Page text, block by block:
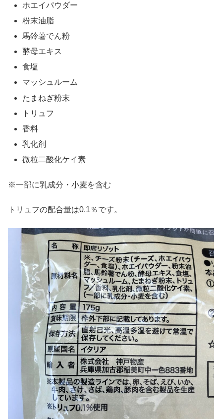
ホエイパウダー
粉末油脂
馬鈴薯でん粉
酵母エキス
食塩
マッシュルーム
たまねぎ粉末
トリュフ
香料
乳化剤
微粒二酸化ケイ素
※一部に乳成分・小麦を含む
トリュフの配合量は0.1％です。